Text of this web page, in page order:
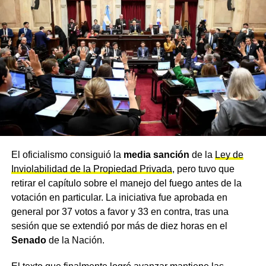
regularización dominial
En materia deexpropiaciones, el proyecto establece
que la declaración de utilidad pública deberá
interpretarse de manera restrictiva y estar debidamente
fundamentada, fija un tope del 30% para la
indemnización por lucro cesante y dispone que la
transferencia definitiva del bien no podrá concretarse sin
el pago previo de la indemnización. También se
establece un límite de 60 días para las ocupaciones
temporales, prorrogable solo ante emergencias.
La iniciativa también modifica la conocidaLey Pierride
regularización dominial. En lugar de exigir una posesión
acreditada antes de una fecha de corte fija, como ocurre
en la normativa vigente, el proyecto habilita a solicitar la
regularización a quienes acrediten una posesión pública,
pacífica y continua durante los diez años anteriores a la
presentación, para el caso de viviendas únicas y
El oficialismo consiguió la media sanción de la Ley de
Inviolabilidad de la Propiedad Privada, pero tuvo que
retirar el capítulo sobre el manejo del fuego antes de la
votación en particular. La iniciativa fue aprobada en
general por 37 votos a favor y 33 en contra, tras una
sesión que se extendió por más de diez horas en el
Senadode la Nación.